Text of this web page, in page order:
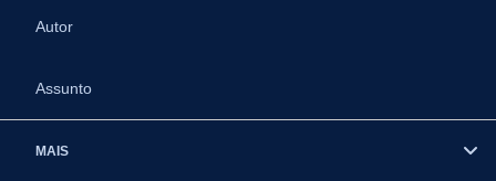
Autor
Assunto
MAIS